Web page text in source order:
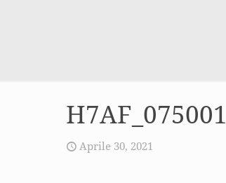
H7AF_075001
Aprile 30, 2021